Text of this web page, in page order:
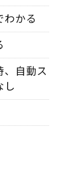
わかる
、自動ス
し